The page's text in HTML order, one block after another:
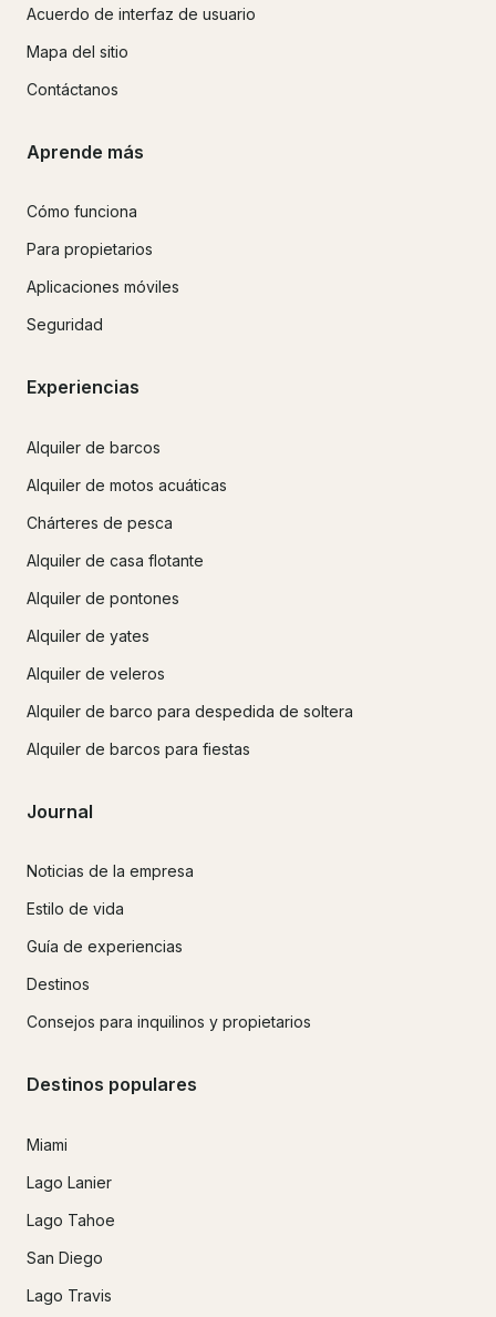
Acuerdo de interfaz de usuario
Mapa del sitio
Contáctanos
Aprende más
Cómo funciona
Para propietarios
Aplicaciones móviles
Seguridad
Experiencias
Alquiler de barcos
Alquiler de motos acuáticas
Chárteres de pesca
Alquiler de casa flotante
Alquiler de pontones
Alquiler de yates
Alquiler de veleros
Alquiler de barco para despedida de soltera
Alquiler de barcos para fiestas
Journal
Noticias de la empresa
Estilo de vida
Guía de experiencias
Destinos
Consejos para inquilinos y propietarios
Destinos populares
Miami
Lago Lanier
Lago Tahoe
San Diego
Lago Travis